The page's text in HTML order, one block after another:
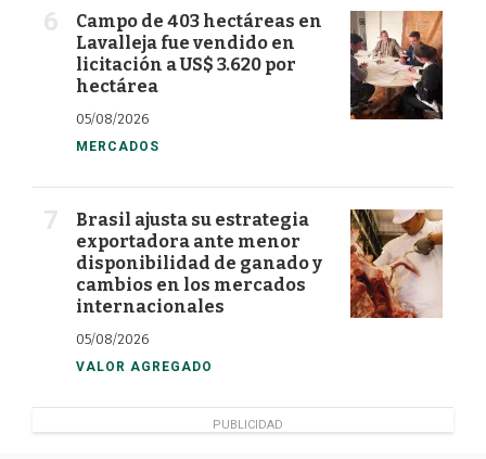
Campo de 403 hectáreas en
Lavalleja fue vendido en
licitación a US$ 3.620 por
hectárea
05/08/2026
MERCADOS
Brasil ajusta su estrategia
exportadora ante menor
disponibilidad de ganado y
cambios en los mercados
internacionales
05/08/2026
VALOR AGREGADO
PUBLICIDAD